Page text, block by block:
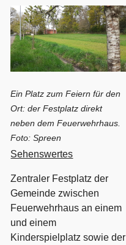
Ein Platz zum Feiern für den
Ort: der Festplatz direkt
neben dem Feuerwehrhaus.
Foto: Spreen
Sehenswertes
Zentraler Festplatz der
Gemeinde zwischen
Feuerwehrhaus an einem
und einem
Kinderspielplatz sowie der